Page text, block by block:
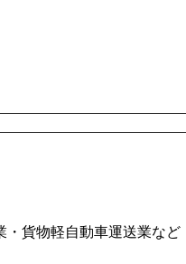
・貨物軽自動車運送業など